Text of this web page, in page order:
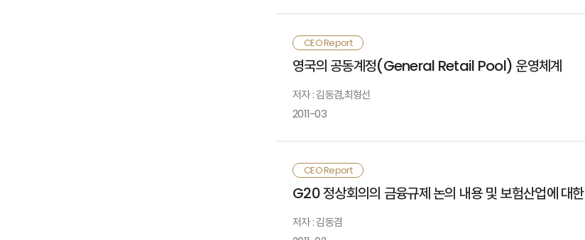
○ 경기하방 리스크 요인으로 유로존 재정위기 악화, 미국의 재정절벽,
○ 이러한 경기하방 리스크가 현실화될 경우 세계경제는 더블딥에 빠질
<국내 실물경제>
성장할 것으로 전망됨.
○ 국내경제는 수출과 내수 모두 부진해지면서 2012년 상반기 실질
○ 대외여건 악화, 가계부채 문제 현실화, 부동산 시장 침체 등으로 하
○서비스업 취업자 수 증가에 힘입어 지표상 실업률과 고용률이 2011
Ⅳ. 보험회사 경영과제
1. 개인연금 급성장에 따른 리스크 관리
2. 사전예방 중심의 보험사기 관리
3. 저금리 대응 강화
혜택을 제공함.
이직 시 적립금을 자동적으로 개인형 퇴직연금제도로 이
설정하도록 할 수 있도록 하여 개인형 퇴직연금시장이 빠르게 성장할 것
■ 근로자에게 복수의 퇴직연금제도의 설정을 허용하고 중소기업의 퇴
2. 확정기여형 퇴직연금시장
3. 확정급여형 퇴직연금시장
4. 퇴직연금시장 전체
Ⅲ. 보험회사의 퇴직연금 운영방안
1. 보험상품의 활용
4. 자산운용능력 및 이미지 제고
5. 복수사용자제도의 활용
Ⅳ. 맺음말 및 과제
1. 국내외 경제환경
<세계경제>
■ 2011년 세계경제는 경기하방 리스크 증가로 상반기에 성장률이 둔화
Ⅰ. 전망 배경
Ⅱ. 실물경제·금융환경
2. 국내실물경제
3. 국내금융시장
Ⅲ. 국내보험시장
1. 주요지표
CEO Report
영국의 공동계정(General Retail Pool) 운영체계
저자 : 김동겸,최형선
2011-03
■ 최근 저축은행 구조조정과 관련하여 영국의 공동계정(general
○ 2010년 11월 24일 국회에서 발의(이사철 의원 대표발의)된 예금자
Ⅰ. 검토배경
CEO Report
G20 정상회의의 금융규제 논의 내용 및 보험산업에 대
저자 : 김동겸